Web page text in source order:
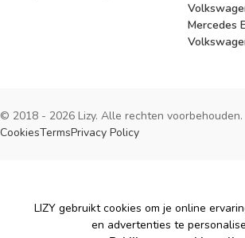
Mercedes
© 2018 - 2026 Lizy. Alle rechten voorbehouden.
CookiesTermsPrivacy Policy
Cookies
LIZY gebruikt cookies om je online
en advertenties te